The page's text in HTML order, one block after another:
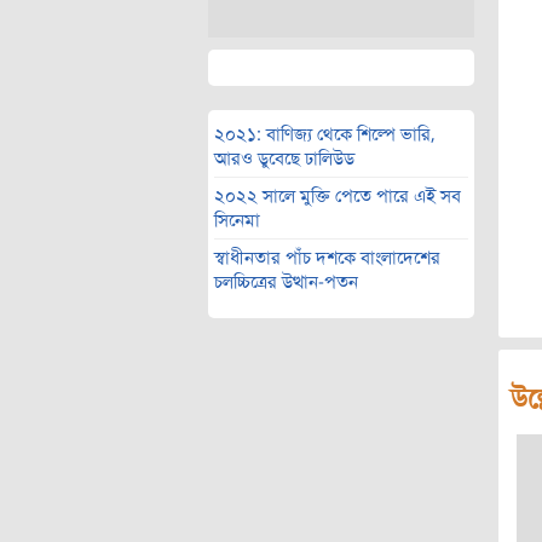
২০২১: বাণিজ্য থেকে শিল্পে ভারি,
আরও ডুবেছে ঢালিউড
২০২২ সালে মুক্তি পেতে পারে এই সব
সিনেমা
স্বাধীনতার পাঁচ দশকে বাংলাদেশের
চলচ্চিত্রের উত্থান-পতন